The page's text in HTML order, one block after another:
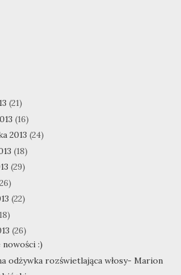
(21)
(16)
2013 (24)
(18)
(29)
(22)
(26)
:)
odżywka rozświetlająca włosy- Marion